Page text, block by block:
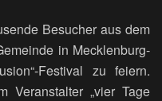
Besucher aus dem
in Mecklenburg-
Festival zu feiern.
Veranstalter „vier Tage